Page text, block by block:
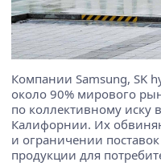
Компании Samsung, SK
около 90% мирового
по коллективному иску
Калифорнии. Их
и ограничении
продукции для